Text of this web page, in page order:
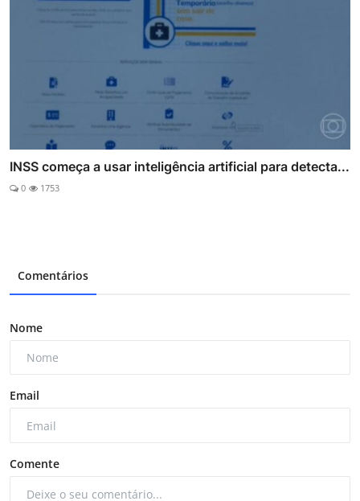
INSS começa a usar inteligência artificial para detecta...
0 1753
Comentários
Nome
Email
Comente